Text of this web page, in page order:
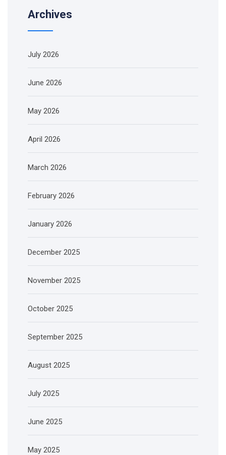
Archives
July 2026
June 2026
May 2026
April 2026
March 2026
February 2026
January 2026
December 2025
November 2025
October 2025
September 2025
August 2025
July 2025
June 2025
May 2025